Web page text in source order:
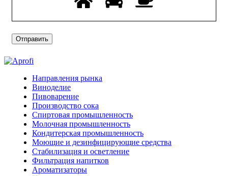
Направления рынка
Виноделие
Пивоварение
Производство сока
Спиртовая промышленность
Молочная промышленность
Кондитерская промышленность
Моющие и дезинфицирующие средства
Стабилизация и осветление
Фильтрация напитков
Ароматизаторы